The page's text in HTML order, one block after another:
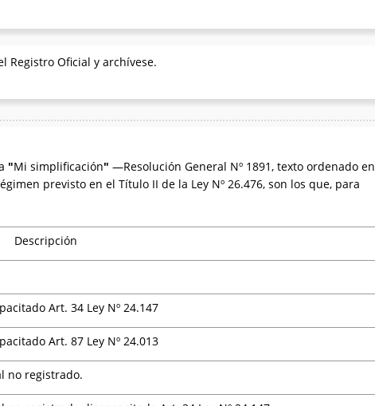
Registro Oficial y archívese.
"Mi simplificación" —Resolución General Nº 1891, texto ordenado en
previsto en el Título II de la Ley Nº 26.476, son los que, para
Descripción
Art. 34 Ley Nº 24.147
Art. 87 Ley Nº 24.013
no registrado.